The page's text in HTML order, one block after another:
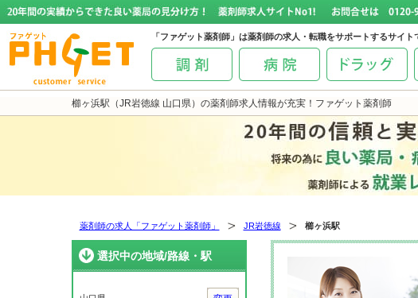
櫛ヶ浜駅（JR岩徳線 山口県）の薬剤師求人情報が充実！ファゲット薬剤師
「ファゲット薬剤師」は薬剤師の求人・転職をサポートするサイト
薬剤師の求人「ファゲット薬剤師」 JR岩徳線 櫛ヶ浜駅
選択中の地域/路線・駅